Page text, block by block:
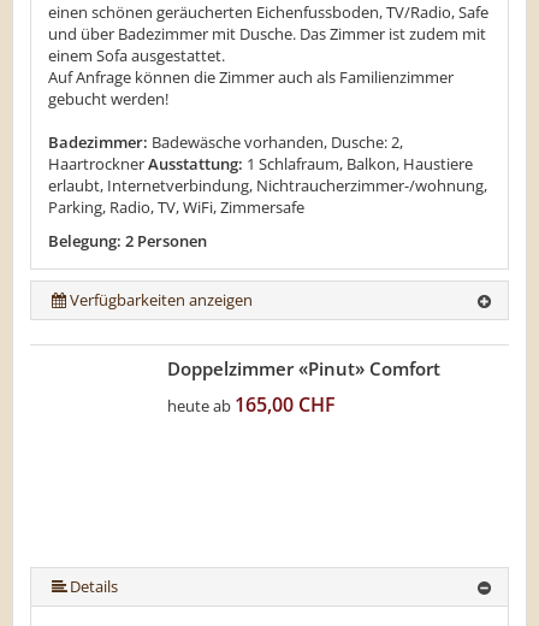
einen schönen geräucherten Eichenfussboden, TV/Radio, Safe
und über Badezimmer mit Dusche. Das Zimmer ist zudem mit
einem Sofa ausgestattet.
Auf Anfrage können die Zimmer auch als Familienzimmer
gebucht werden!
Badezimmer: Badewäsche vorhanden, Dusche: 2,
HaartrocknerAusstattung: 1 Schlafraum, Balkon, Haustiere
erlaubt, Internetverbindung, Nichtraucherzimmer-/wohnung,
Parking, Radio, TV, WiFi, Zimmersafe
Belegung: 2 Personen
Verfügbarkeiten anzeigen
Doppelzimmer «Pinut» Comfort
heute ab 165,00 CHF
Details